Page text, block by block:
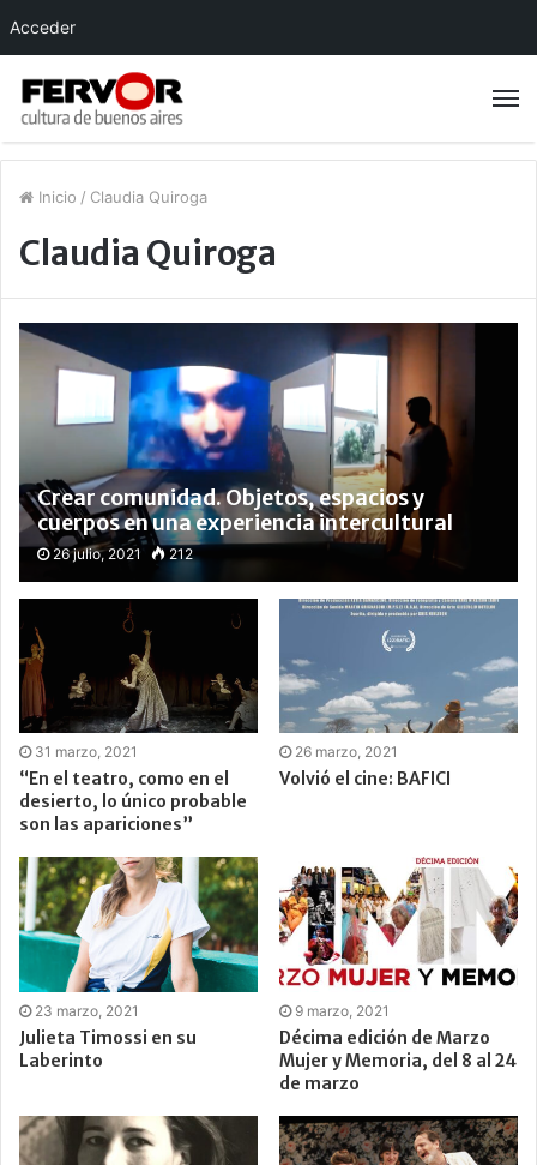
Inicio / Claudia Quiroga
Claudia Quiroga
Crear comunidad. Objetos, espacios y
cuerpos en una experiencia intercultural
26 julio, 2021 212
31 marzo, 2021
“En el teatro, como en el
desierto, lo único probable
son las apariciones”
26 marzo, 2021
Volvió el cine: BAFICI
23 marzo, 2021
Julieta Timossi en su
Laberinto
9 marzo, 2021
Décima edición de Marzo
Mujer y Memoria, del 8 al 24
de marzo
Acceder